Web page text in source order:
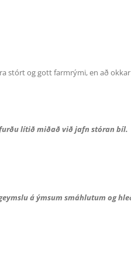
stórt og gott farmrými, en að
lítið miðað við jafn stóran bíl.
á ýmsum smáhlutum og